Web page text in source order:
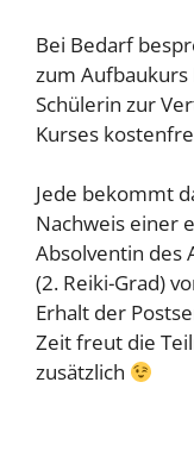
Bei Bedarf
zum Aufbaukurs
Schülerin zur
Kurses
Jede bekommt
Nachweis einer
Absolventin des
(2. Reiki-Grad)
Erhalt der
Zeit freut die
zusätzlich